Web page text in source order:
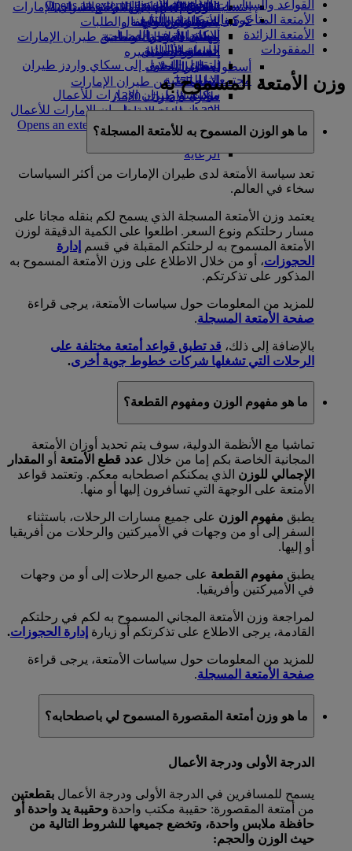
تناول الطعام في الدرجة السياحية
الممتازة
وجبات الدرجة السياحية
المشروبات
أسطول طائراتنا
بوينج 777
طائرة الإمارات A380
A350 طائرة الإمارات
الإمارات للطيران الخاص
توزيع المقاعد
السوق الحرة
متجرنا الرسمي
التسلية للأطفال
الترفيه عن الأطفال
ألعاب الأطفال
أنشطة للأطفال
in a new tab
كوكبنا
الاستدامة في العمليات
السياسة البيئية
التقارير البيئية
مجتمعاتنا المحلية
مؤسسة طيران الإمارات للأعمال
الإنسانيةمؤسسة طيران الإمارات للأعمال
الإنسانية Opens an external link in a new
tab
الرعاية
Opens an external link in a new tab
شركاؤنا
سكاي واردز رايل
حاسبة الأميال
تسجيل الدخول إلى سكاي واردز طيران
الإمارات
سكاي واردز+
السفر لأصحاب الهمم مع طيران الإمارات
المساعدة الخاصة والطلبات
تجربتكم على متن الطائرة
الأدوات والموارد
الهاتف المتحرك وتطبيق طيران الإمارات
إلغاء حجز أو تغييره
تعطل الرحلات
معلومات عن طيران الإمارات
القواعد والسياسات الخاصة بالأمتعة
الأمتعة المتأخرة والمتضررة والتتبع
الأمتعة الزائدة
المفقودات
وزن الأمتعة المسموح به
ما هو الوزن المسموح به للأمتعة المسجلة؟
تعد سياسة الأمتعة لدى طيران الإمارات من أكثر السياسات
سخاء في العالم.
يعتمد وزن الأمتعة المسجلة الذي يسمح لكم بنقله مجانا على
مسار رحلتكم ونوع السعر. اطلعوا على الكمية الدقيقة لوزن
الأمتعة المسموح به لرحلتكم المقبلة في قسم إدارة
الحجوزات، أو من خلال الاطلاع على وزن الأمتعة المسموح به
المذكور على تذكرتكم.
للمزيد من المعلومات حول سياسات الأمتعة، يرجى قراءة
صفحة الأمتعة المسجلة.
بالإضافة إلى ذلك، قد تطبق قواعد أمتعة مختلفة على
الرحلات التي تشغلها شركات خطوط جوية أخرى.
ما هو مفهوم الوزن ومفهوم القطعة؟
تماشيا مع الأنظمة الدولية، سوف يتم تحديد أوزان الأمتعة
المجانية الخاصة بكم إما من خلال عدد قطع الأمتعة أو المقدار
الإجمالي للوزن الذي يمكنكم اصطحابه معكم. وتعتمد قواعد
الأمتعة على الوجهة التي تسافرون إليها أو منها.
يطبق مفهوم الوزن على جميع مسارات الرحلات، باستثناء
السفر إلى أو من وجهات في الأميركتين والرحلات من أفريقيا
أو إليها.
يطبق مفهوم القطعة على جميع الرحلات إلى أو من وجهات
في الأميركتين وأفريقيا.
لمراجعة وزن الأمتعة المجاني المسموح به لكم في رحلتكم
القادمة، يرجى الاطلاع على تذكرتكم أو زيارة إدارة الحجوزات.
للمزيد من المعلومات حول سياسات الأمتعة، يرجى قراءة
صفحة الأمتعة المسجلة.
ما هو وزن أمتعة المقصورة المسموح لي باصطحابه؟
الدرجة الأولى ودرجة الأعمال
يسمح للمسافرين في الدرجة الأولى ودرجة الأعمال بقطعتين
من أمتعة المقصورة: حقيبة مكتب واحدة وحقيبة يد واحدة أو
حافظة ملابس واحدة، وتخضع جميعها للشروط التالية من
حيث الوزن والحجم: